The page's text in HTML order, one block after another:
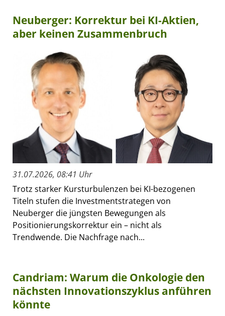
Neuberger: Korrektur bei KI-Aktien,
aber keinen Zusammenbruch
31.07.2026, 08:41 Uhr
Trotz starker Kursturbulenzen bei KI-bezogenen
Titeln stufen die Investmentstrategen von
Neuberger die jüngsten Bewegungen als
Positionierungskorrektur ein – nicht als
Trendwende. Die Nachfrage nach...
Candriam: Warum die Onkologie den
nächsten Innovationszyklus anführen
könnte